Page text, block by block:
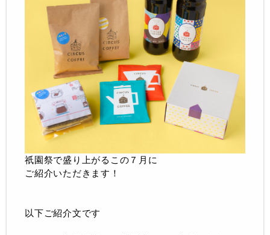
祇園祭で盛り上がるこの７月に
ご紹介いただきます！
以下ご紹介文です